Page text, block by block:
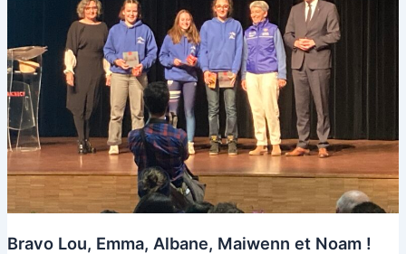
Bravo Lou, Emma, Albane, Maiwenn et Noam !